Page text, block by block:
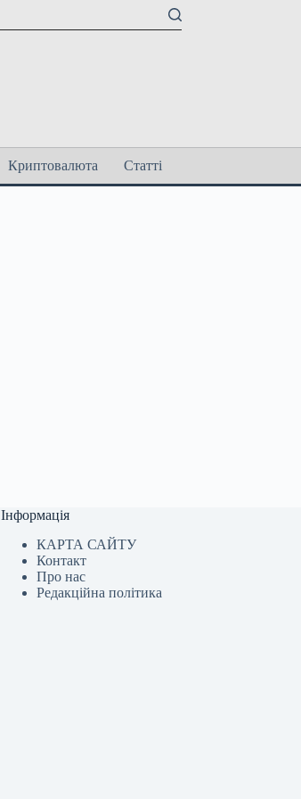
Криптовалюта Статті
Інформація
КАРТА САЙТУ
Контакт
Про нас
Редакційна політика